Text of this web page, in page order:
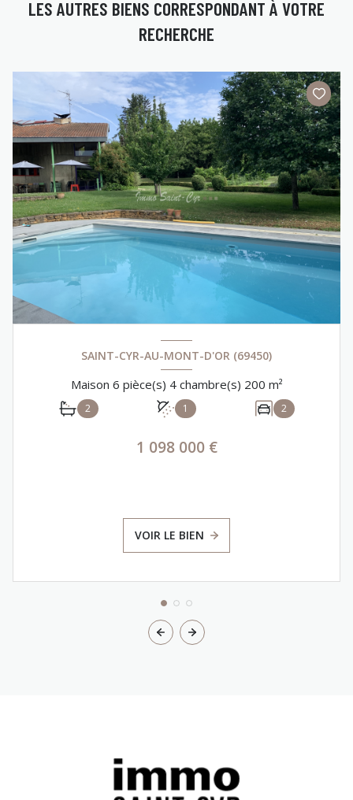
LES AUTRES BIENS CORRESPONDANT À VOTRE
RECHERCHE
SAINT-CYR-AU-MONT-D'OR (69450)
Maison 6 pièce(s) 4 chambre(s) 200 m²
2 1 2
1 098 000 €
VOIR LE BIEN